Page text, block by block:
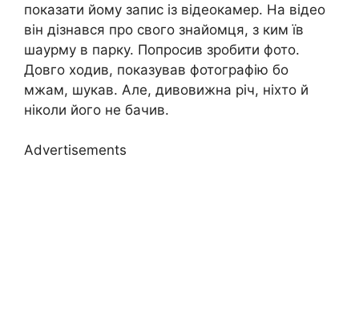
показати йому запис із відеокамер. На відео
він дізнався про свого знайомця, з ким їв
шаурму в парку. Попросив зробити фото.
Довго ходив, показував фотографію бо
мжам, шукав. Але, дивовижна річ, ніхто й
ніколи його не бачив.
Advertisements